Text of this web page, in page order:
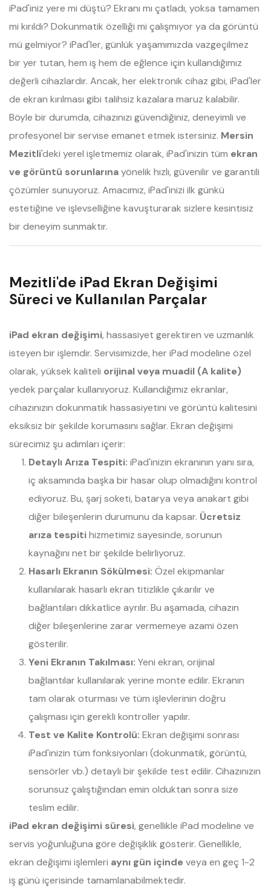
iPad'iniz yere mi düştü? Ekranı mı çatladı, yoksa tamamen
mi kırıldı? Dokunmatik özelliği mi çalışmıyor ya da görüntü
mü gelmiyor? iPad'ler, günlük yaşamımızda vazgeçilmez
bir yer tutan, hem iş hem de eğlence için kullandığımız
değerli cihazlardır. Ancak, her elektronik cihaz gibi, iPad'ler
de ekran kırılması gibi talihsiz kazalara maruz kalabilir.
Böyle bir durumda, cihazınızı güvendiğiniz, deneyimli ve
profesyonel bir servise emanet etmek istersiniz. Mersin
Mezitli'deki yerel işletmemiz olarak, iPad'inizin tüm ekran
ve görüntü sorunlarınayönelik hızlı, güvenilir ve garantili
çözümler sunuyoruz. Amacımız, iPad'inizi ilk günkü
estetiğine ve işlevselliğine kavuşturarak sizlere kesintisiz
bir deneyim sunmaktır.
Mezitli'de iPad Ekran Değişimi
Süreci ve Kullanılan Parçalar
iPad ekran değişimi, hassasiyet gerektiren ve uzmanlık
isteyen bir işlemdir. Servisimizde, her iPad modeline özel
olarak, yüksek kaliteli orijinal veya muadil (A kalite)
yedek parçalar kullanıyoruz. Kullandığımız ekranlar,
cihazınızın dokunmatik hassasiyetini ve görüntü kalitesini
eksiksiz bir şekilde korumasını sağlar. Ekran değişimi
sürecimiz şu adımları içerir:
Detaylı Arıza Tespiti: iPad'inizin ekranının yanı sıra,
iç aksamında başka bir hasar olup olmadığını kontrol
ediyoruz. Bu, şarj soketi, batarya veya anakart gibi
diğer bileşenlerin durumunu da kapsar. Ücretsiz
arıza tespitihizmetimiz sayesinde, sorunun
kaynağını net bir şekilde belirliyoruz.
Hasarlı Ekranın Sökülmesi: Özel ekipmanlar
kullanılarak hasarlı ekran titizlikle çıkarılır ve
bağlantıları dikkatlice ayrılır. Bu aşamada, cihazın
diğer bileşenlerine zarar vermemeye azami özen
gösterilir.
Yeni Ekranın Takılması: Yeni ekran, orijinal
bağlantılar kullanılarak yerine monte edilir. Ekranın
tam olarak oturması ve tüm işlevlerinin doğru
çalışması için gerekli kontroller yapılır.
Test ve Kalite Kontrolü: Ekran değişimi sonrası
iPad'inizin tüm fonksiyonları (dokunmatik, görüntü,
sensörler vb.) detaylı bir şekilde test edilir. Cihazınızın
sorunsuz çalıştığından emin olduktan sonra size
teslim edilir.
iPad ekran değişimi süresi, genellikle iPad modeline ve
servis yoğunluğuna göre değişiklik gösterir. Genellikle,
ekran değişimi işlemleri aynı gün içinde veya en geç 1-2
iş günü içerisinde tamamlanabilmektedir.